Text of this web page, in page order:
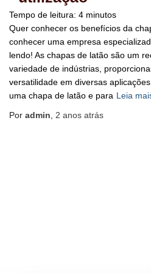
Tempo de leitura: 4 minutos
Quer conhecer os benefícios da
conhecer uma empresa
lendo! As chapas de latão são um
variedade de indústrias,
versatilidade em diversas
uma chapa de latão e para Leia
Por admin, 2 anos atrás